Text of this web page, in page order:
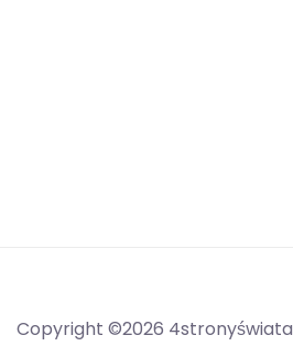
Copyright ©2026 4stronyświata